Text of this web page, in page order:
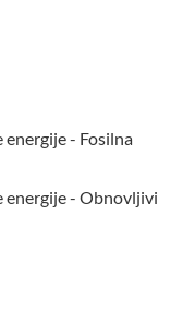
- Fosilna
- Obnovljivi